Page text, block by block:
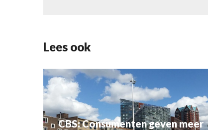
Lees ook
CBS: Consumenten geven meer